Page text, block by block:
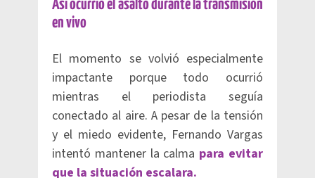
Así ocurrió el asalto durante la transmisión
en vivo
El momento se volvió especialmente
impactante porque todo ocurrió
mientras el periodista seguía
conectado al aire. A pesar de la tensión
y el miedo evidente, Fernando Vargas
intentó mantener la calma para evitar
que la situación escalara.